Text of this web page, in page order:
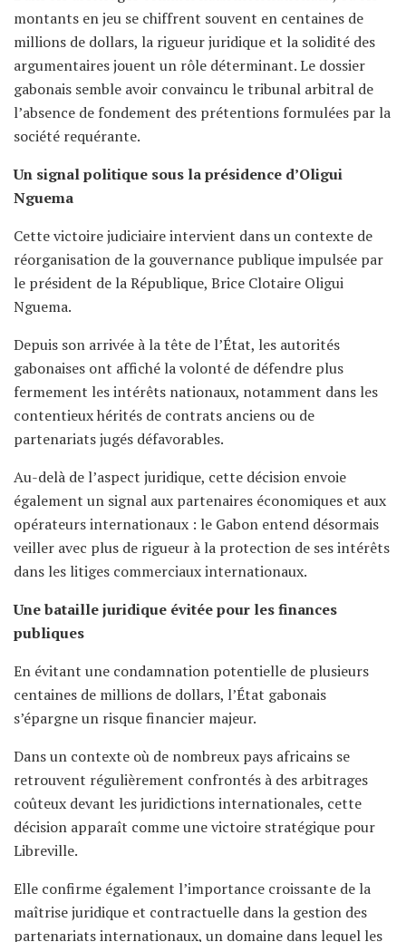
montants en jeu se chiffrent souvent en centaines de
millions de dollars, la rigueur juridique et la solidité des
argumentaires jouent un rôle déterminant. Le dossier
gabonais semble avoir convaincu le tribunal arbitral de
l’absence de fondement des prétentions formulées par la
société requérante.
Un signal politique sous la présidence d’Oligui
Nguema
Cette victoire judiciaire intervient dans un contexte de
réorganisation de la gouvernance publique impulsée par
le président de la République, Brice Clotaire Oligui
Nguema.
Depuis son arrivée à la tête de l’État, les autorités
gabonaises ont affiché la volonté de défendre plus
fermement les intérêts nationaux, notamment dans les
contentieux hérités de contrats anciens ou de
partenariats jugés défavorables.
Au-delà de l’aspect juridique, cette décision envoie
également un signal aux partenaires économiques et aux
opérateurs internationaux : le Gabon entend désormais
veiller avec plus de rigueur à la protection de ses intérêts
dans les litiges commerciaux internationaux.
Une bataille juridique évitée pour les finances
publiques
En évitant une condamnation potentielle de plusieurs
centaines de millions de dollars, l’État gabonais
s’épargne un risque financier majeur.
Dans un contexte où de nombreux pays africains se
retrouvent régulièrement confrontés à des arbitrages
coûteux devant les juridictions internationales, cette
décision apparaît comme une victoire stratégique pour
Libreville.
Elle confirme également l’importance croissante de la
maîtrise juridique et contractuelle dans la gestion des
partenariats internationaux, un domaine dans lequel les